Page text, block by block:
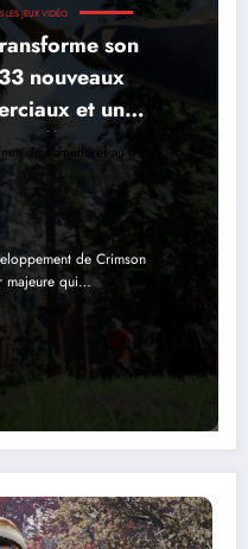
LES JEUX VIDÉO
son
nouveaux
et un
d’offre et de
de s'améliorer au grés
de Crimson
majeure qui…